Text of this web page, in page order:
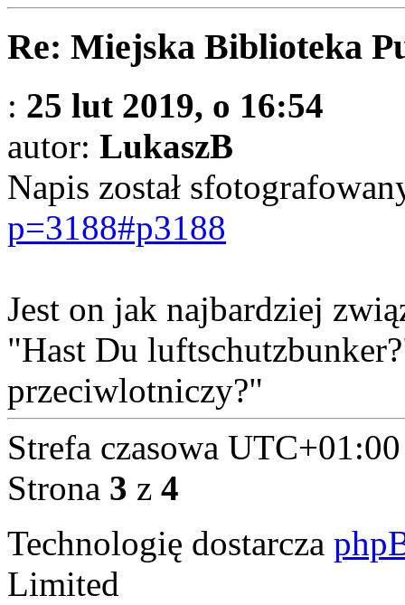
Re: Miejska Biblioteka
: 25 lut 2019, o 16:54
autor: LukaszB
Napis został
p=3188#p3188
Jest on jak najbardziej
"Hast Du
przeciwlotniczy?"
Strefa czasowa UTC+01:00
Strona 3 z 4
Technologię dostarcza
Limited